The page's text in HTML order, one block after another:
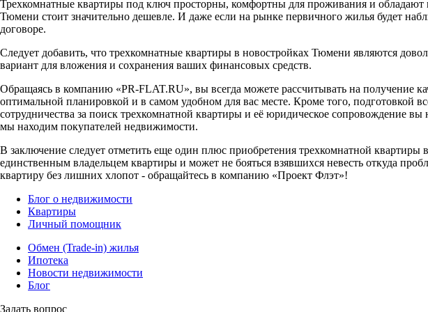
Трехкомнатные квартиры под ключ просторны, комфортны для проживания и обладают
Тюмени стоит значительно дешевле. И даже если на рынке первичного жилья будет
договоре.
Следует добавить, что трехкомнатные квартиры в новостройках Тюмени являются
вариант для вложения и сохранения ваших финансовых средств.
Обращаясь в компанию «PR-FLAT.RU», вы всегда можете рассчитывать на получение
оптимальной планировкой и в самом удобном для вас месте. Кроме того, подготовкой
сотрудничества за поиск трехкомнатной квартиры и её юридическое сопровождение
мы находим покупателей недвижимости.
В заключение следует отметить еще один плюс приобретения трехкомнатной
единственным владельцем квартиры и может не бояться взявшихся невесть откуда
квартиру без лишних хлопот - обращайтесь в компанию «Проект Флэт»!
Блог о недвижимости
Квартиры
Личный помощник
Обмен (Trade-in) жилья
Ипотека
Новости недвижимости
Блог
Задать вопрос